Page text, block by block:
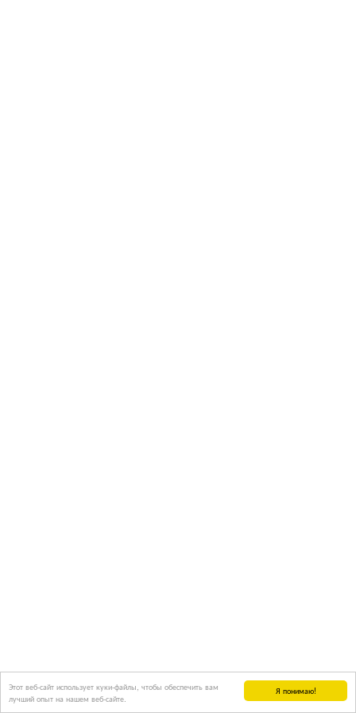
Я понимаю!
Этот веб-сайт использует куки-файлы, чтобы обеспечить вам
лучший опыт на нашем веб-сайте.